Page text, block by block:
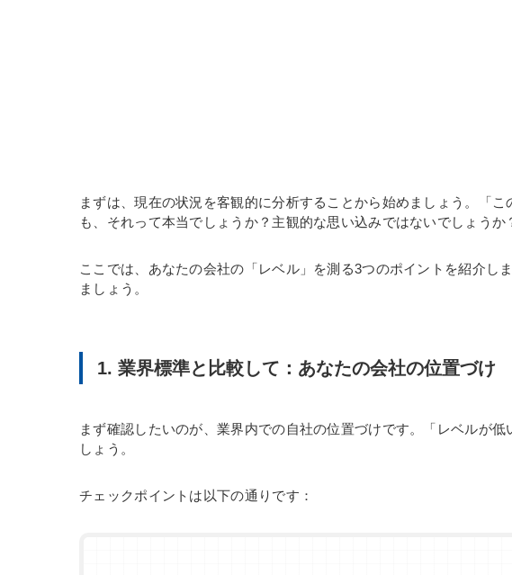
まずは、現在の状況を客観的に分析することから始めましょう。「
も、それって本当でしょうか？主観的な思い込みではないでしょうか
ここでは、あなたの会社の「レベル」を測る3つのポイントを紹介し
ましょう。
1. 業界標準と比較して：あなたの会社の位置づけ
まず確認したいのが、業界内での自社の位置づけです。「レベルが
しょう。
チェックポイントは以下の通りです：